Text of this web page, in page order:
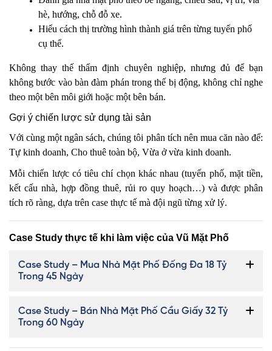
hè, hướng, chỗ đỗ xe.
Hiểu cách thị trường hình thành giá trên từng tuyến phố
cụ thể.
Không thay thế thẩm định chuyên nghiệp, nhưng đủ để bạn
không bước vào bàn đàm phán trong thế bị động, không chỉ nghe
theo một bên môi giới hoặc một bên bán.
Gợi ý chiến lược sử dụng tài sản
Với cùng một ngân sách, chúng tôi phân tích nên mua căn nào để:
Tự kinh doanh, Cho thuê toàn bộ, Vừa ở vừa kinh doanh.
Mỗi chiến lược có tiêu chí chọn khác nhau (tuyến phố, mặt tiền,
kết cấu nhà, hợp đồng thuê, rủi ro quy hoạch…) và được phân
tích rõ ràng, dựa trên case thực tế mà đội ngũ từng xử lý.
Case Study thực tế khi làm việc của Vũ Mặt Phố
Case Study – Mua Nhà Mặt Phố Đống Đa 18 Tỷ
Trong 45 Ngày
Case Study – Bán Nhà Mặt Phố Cầu Giấy 32 Tỷ
Trong 60 Ngày